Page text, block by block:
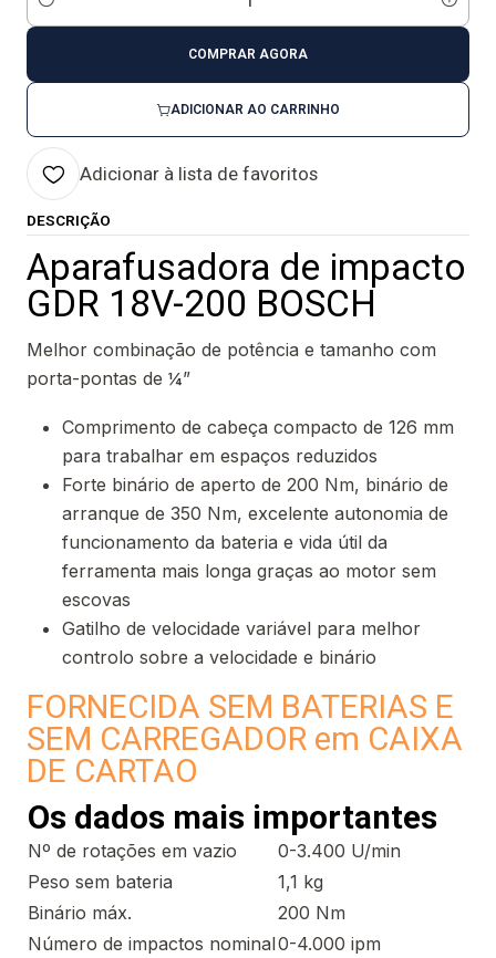
Quantidade
ADICIONAR AO CARRINHO
COMPRAR AGORA
Adicionar à lista de favoritos
DESCRIÇÃO
Aparafusadora de impacto
GDR 18V-200 BOSCH
Melhor combinação de potência e tamanho com
porta-pontas de ¼”
Comprimento de cabeça compacto de 126 mm
para trabalhar em espaços reduzidos
Forte binário de aperto de 200 Nm, binário de
arranque de 350 Nm, excelente autonomia de
funcionamento da bateria e vida útil da
ferramenta mais longa graças ao motor sem
escovas
Gatilho de velocidade variável para melhor
controlo sobre a velocidade e binário
FORNECIDA SEM BATERIAS E
SEM CARREGADOR em CAIXA
DE CARTAO
Os dados mais importantes
Nº de rotações em vazio
0-3.400 U/min
Peso sem bateria
1,1 kg
Binário máx.
200 Nm
Número de impactos nominal0-4.000 ipm